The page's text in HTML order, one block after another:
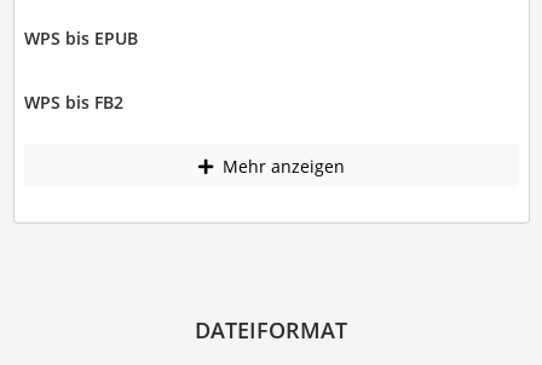
WPS bis EPUB
WPS bis FB2
Mehr anzeigen
DATEIFORMAT